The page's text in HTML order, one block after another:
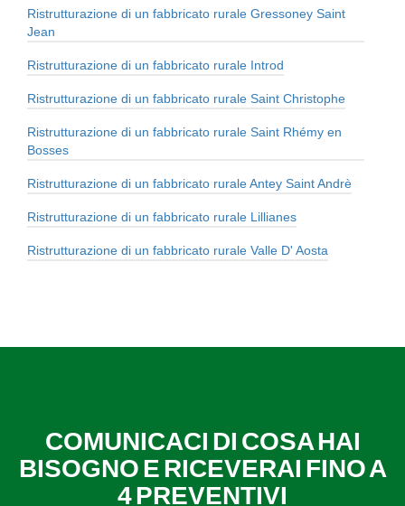
Ristrutturazione di un fabbricato rurale Gressoney Saint
Jean
Ristrutturazione di un fabbricato rurale Introd
Ristrutturazione di un fabbricato rurale Saint Christophe
Ristrutturazione di un fabbricato rurale Saint Rhémy en
Bosses
Ristrutturazione di un fabbricato rurale Antey Saint Andrè
Ristrutturazione di un fabbricato rurale Lillianes
Ristrutturazione di un fabbricato rurale Valle D' Aosta
COMUNICACI DI COSA HAI
BISOGNO E RICEVERAI FINO A
4 PREVENTIVI